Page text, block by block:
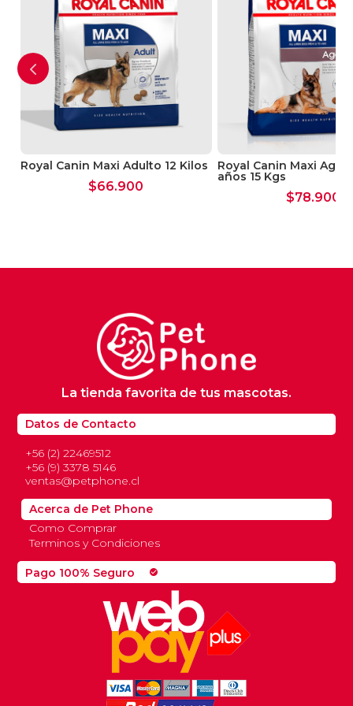
Royal Canin Maxi Adulto 12 Kilos
$66.900
Royal Canin Maxi
años 15 Kgs
$78.900
Pago 100% Seguro check_circle
Datos de Contacto
+56 (2) 22469512
+56 (9) 3378 5146
ventas@petphone.cl
La tienda favorita de tus mascotas.
Acerca de Pet Phone
Como Comprar
Terminos y Condiciones